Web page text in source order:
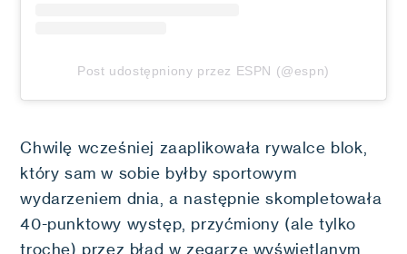
Post udostępniony przez ESPN (@espn)
Chwilę wcześniej zaaplikowała rywalce blok,
który sam w sobie byłby sportowym
wydarzeniem dnia, a następnie skompletowała
40-punktowy występ, przyćmiony (ale tylko
trochę) przez błąd w zegarze wyświetlanym